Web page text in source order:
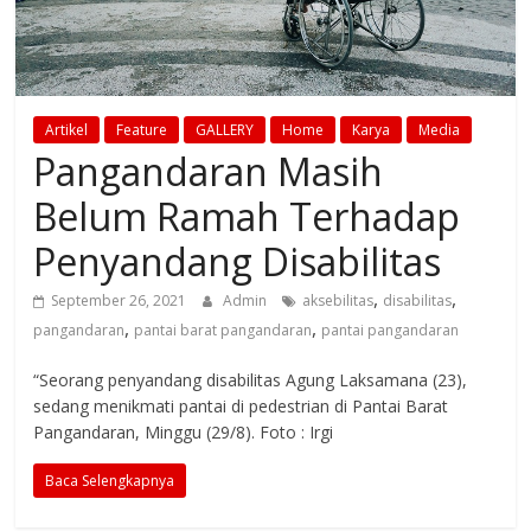
Artikel Feature GALLERY Home Karya Media
Pangandaran Masih
Belum Ramah Terhadap
Penyandang Disabilitas
September 26, 2021 Admin aksebilitas, disabilitas,
pangandaran, pantai barat pangandaran, pantai pangandaran
“Seorang penyandang disabilitas Agung Laksamana (23),
sedang menikmati pantai di pedestrian di Pantai Barat
Pangandaran, Minggu (29/8). Foto : Irgi
Baca Selengkapnya